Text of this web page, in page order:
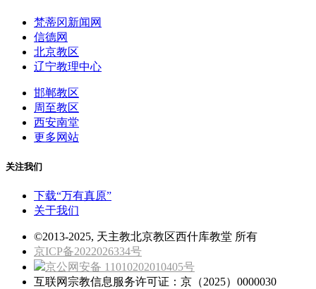
梵蒂冈新闻网
信德网
北京教区
辽宁教理中心
邯郸教区
周至教区
西安南堂
更多网站
关注我们
下载“万有真原”
关于我们
©2013-2025, 天主教北京教区西什库教堂 所有
京ICP备2022026334号
京公网安备 11010202010405号
互联网宗教信息服务许可证：京（2025）0000030